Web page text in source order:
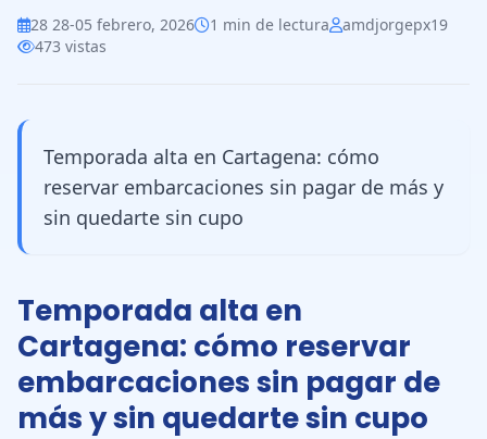
28 28-05 febrero, 2026 1 min de lectura
amdjorgepx19
473 vistas
Temporada alta en Cartagena: cómo
reservar embarcaciones sin pagar de más y
sin quedarte sin cupo
Temporada alta en
Cartagena: cómo reservar
embarcaciones sin pagar de
más y sin quedarte sin cupo